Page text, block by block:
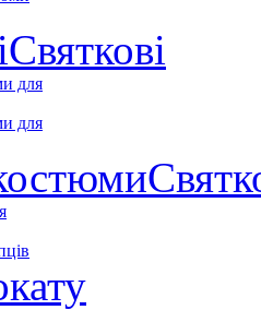
Святкові
для
для